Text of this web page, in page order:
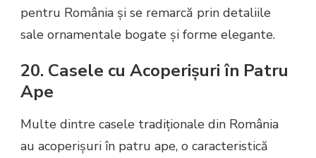
pentru România și se remarcă prin detaliile
sale ornamentale bogate și forme elegante.
20. Casele cu Acoperișuri în Patru
Ape
Multe dintre casele tradiționale din România
au acoperișuri în patru ape, o caracteristică